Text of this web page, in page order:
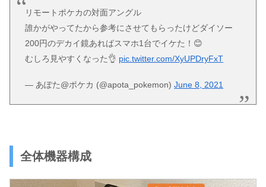
リモートポケカの対面アングル
誰かがやってたから参考にさせてもらったけどダイソー
200円のデカイ鏡あればスマホ1台でイケた！😊
むしろ見やすくなった👌 pic.twitter.com/XyUPDryFxT
— あぽた@ポケカ (@apota_pokemon)June 8, 2021
全体機器構成